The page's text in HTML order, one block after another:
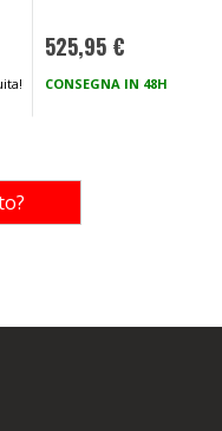
525,95 €
CONSEGNA IN 48H